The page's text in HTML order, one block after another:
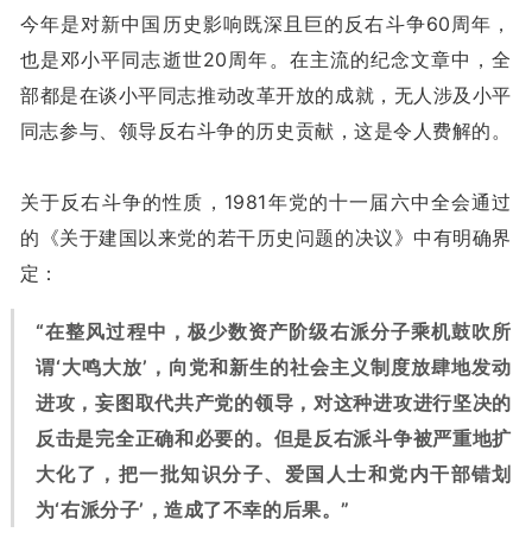
今年是对新中国历史影响既深且巨的反右斗争60周年，
也是邓小平同志逝世20周年。在主流的纪念文章中，全
部都是在谈小平同志推动改革开放的成就，无人涉及小平
同志参与、领导反右斗争的历史贡献，这是令人费解的。
关于反右斗争的性质，1981年党的十一届六中全会通过
的《关于建国以来党的若干历史问题的决议》中有明确界
定：
“在整风过程中，极少数资产阶级右派分子乘机鼓吹所
谓‘大鸣大放’，向党和新生的社会主义制度放肆地发动
进攻，妄图取代共产党的领导，对这种进攻进行坚决的
反击是完全正确和必要的。但是反右派斗争被严重地扩
大化了，把一批知识分子、爱国人士和党内干部错划
为‘右派分子’，造成了不幸的后果。”